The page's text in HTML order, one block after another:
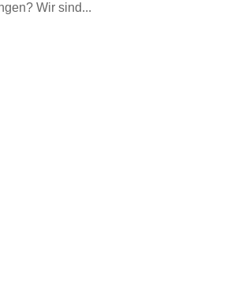
Wir sind...